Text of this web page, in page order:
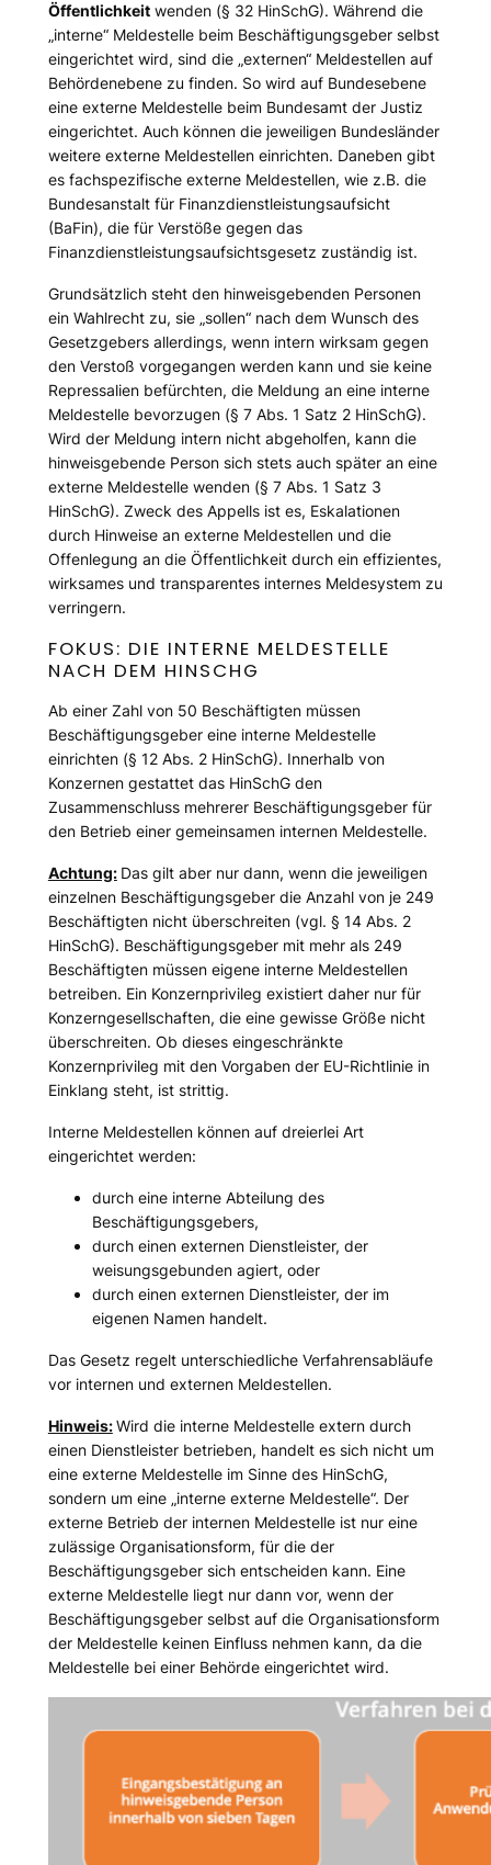
Öffentlichkeitwenden (§ 32 HinSchG). Während die
„interne“ Meldestelle beim Beschäftigungsgeber selbst
eingerichtet wird, sind die „externen“ Meldestellen auf
Behördenebene zu finden. So wird auf Bundesebene
eine externe Meldestelle beim Bundesamt der Justiz
eingerichtet. Auch können die jeweiligen Bundesländer
weitere externe Meldestellen einrichten. Daneben gibt
es fachspezifische externe Meldestellen, wie z.B. die
Bundesanstalt für Finanzdienstleistungsaufsicht
(BaFin), die für Verstöße gegen das
Finanzdienstleistungsaufsichtsgesetz zuständig ist.
Grundsätzlich steht den hinweisgebenden Personen
ein Wahlrecht zu, sie „sollen“ nach dem Wunsch des
Gesetzgebers allerdings, wenn intern wirksam gegen
den Verstoß vorgegangen werden kann und sie keine
Repressalien befürchten, die Meldung an eine interne
Meldestelle bevorzugen (§ 7 Abs. 1 Satz 2 HinSchG).
Wird der Meldung intern nicht abgeholfen, kann die
hinweisgebende Person sich stets auch später an eine
externe Meldestelle wenden (§ 7 Abs. 1 Satz 3
HinSchG). Zweck des Appells ist es, Eskalationen
durch Hinweise an externe Meldestellen und die
Offenlegung an die Öffentlichkeit durch ein effizientes,
wirksames und transparentes internes Meldesystem zu
verringern.
FOKUS: DIE INTERNE MELDESTELLE
NACH DEM HINSCHG
Ab einer Zahl von 50 Beschäftigten müssen
Beschäftigungsgeber eine interne Meldestelle
einrichten (§ 12 Abs. 2 HinSchG). Innerhalb von
Konzernen gestattet das HinSchG den
Zusammenschluss mehrerer Beschäftigungsgeber für
den Betrieb einer gemeinsamen internen Meldestelle.
Achtung: Das gilt aber nur dann, wenn die jeweiligen
einzelnen Beschäftigungsgeber die Anzahl von je 249
Beschäftigten nicht überschreiten (vgl. § 14 Abs. 2
HinSchG). Beschäftigungsgeber mit mehr als 249
Beschäftigten müssen eigene interne Meldestellen
betreiben. Ein Konzernprivileg existiert daher nur für
Konzerngesellschaften, die eine gewisse Größe nicht
überschreiten. Ob dieses eingeschränkte
Konzernprivileg mit den Vorgaben der EU-Richtlinie in
Einklang steht, ist strittig.
Interne Meldestellen können auf dreierlei Art
eingerichtet werden:
durch eine interne Abteilung des
Beschäftigungsgebers,
durch einen externen Dienstleister, der
weisungsgebunden agiert, oder
durch einen externen Dienstleister, der im
eigenen Namen handelt.
Das Gesetz regelt unterschiedliche Verfahrensabläufe
vor internen und externen Meldestellen.
Hinweis:Wird die interne Meldestelle extern durch
einen Dienstleister betrieben, handelt es sich nicht um
eine externe Meldestelle im Sinne des HinSchG,
sondern um eine „interne externe Meldestelle“. Der
externe Betrieb der internen Meldestelle ist nur eine
zulässige Organisationsform, für die der
Beschäftigungsgeber sich entscheiden kann. Eine
externe Meldestelle liegt nur dann vor, wenn der
Beschäftigungsgeber selbst auf die Organisationsform
der Meldestelle keinen Einfluss nehmen kann, da die
Meldestelle bei einer Behörde eingerichtet wird.